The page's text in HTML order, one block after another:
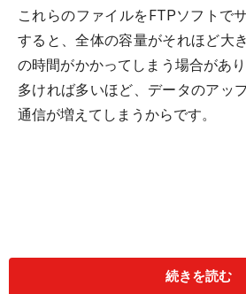
これらのファイルをFTPソフトで
すると、全体の容量がそれほど大
の時間がかかってしまう場合があ
多ければ多いほど、データのアッ
通信が増えてしまうからです。
続きを読む